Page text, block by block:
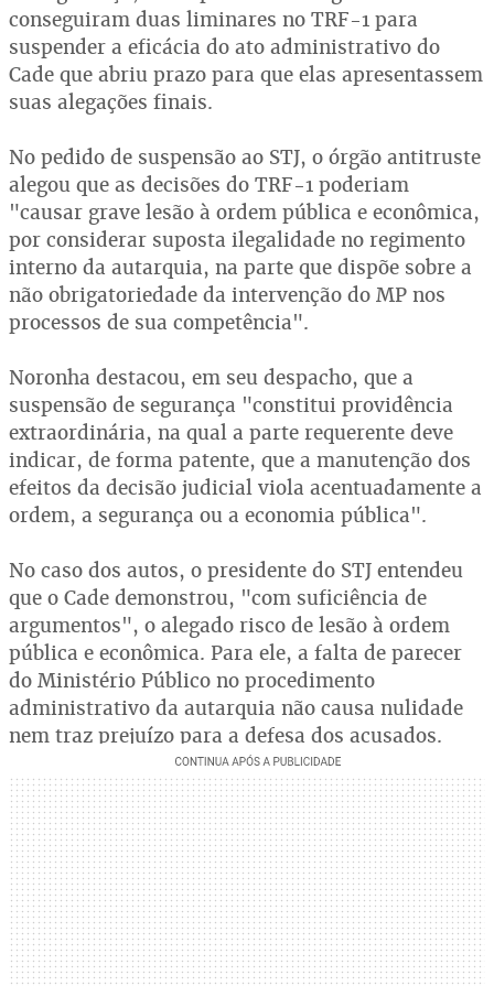
conseguiram duas liminares no TRF-1 para
suspender a eficácia do ato administrativo do
Cade que abriu prazo para que elas apresentassem
suas alegações finais.
No pedido de suspensão ao STJ, o órgão antitruste
alegou que as decisões do TRF-1 poderiam
"causar grave lesão à ordem pública e econômica,
por considerar suposta ilegalidade no regimento
interno da autarquia, na parte que dispõe sobre a
não obrigatoriedade da intervenção do MP nos
processos de sua competência".
Noronha destacou, em seu despacho, que a
suspensão de segurança "constitui providência
extraordinária, na qual a parte requerente deve
indicar, de forma patente, que a manutenção dos
efeitos da decisão judicial viola acentuadamente a
ordem, a segurança ou a economia pública".
No caso dos autos, o presidente do STJ entendeu
que o Cade demonstrou, "com suficiência de
argumentos", o alegado risco de lesão à ordem
pública e econômica. Para ele, a falta de parecer
do Ministério Público no procedimento
administrativo da autarquia não causa nulidade
nem traz prejuízo para a defesa dos acusados.